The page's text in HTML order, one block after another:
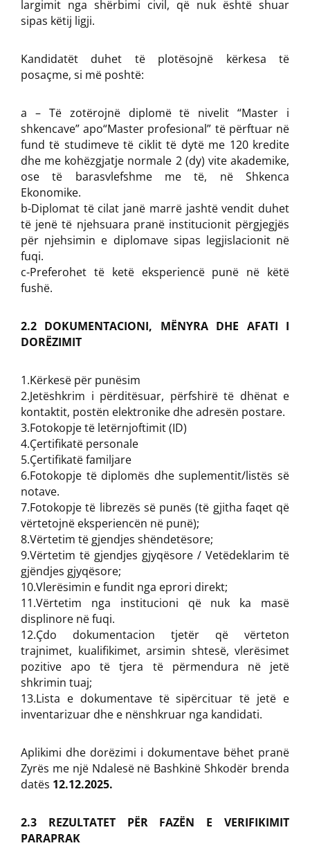
largimit nga shërbimi civil, që nuk është shuar
sipas këtij ligji.
Kandidatët duhet të plotësojnë kërkesa të
posaçme, si më poshtë:
a – Të zotërojnë diplomë të nivelit “Master i
shkencave” apo“Master profesional” të përftuar në
fund të studimeve të ciklit të dytë me 120 kredite
dhe me kohëzgjatje normale 2 (dy) vite akademike,
ose të barasvlefshme me të, në Shkenca
Ekonomike.
b-Diplomat të cilat janë marrë jashtë vendit duhet
të jenë të njehsuara pranë institucionit përgjegjës
për njehsimin e diplomave sipas legjislacionit në
fuqi.
c-Preferohet të ketë eksperiencë punë në këtë
fushë.
2.2 DOKUMENTACIONI, MËNYRA DHE AFATI I
DORËZIMIT
1.Kërkesë për punësim
2.Jetëshkrim i përditësuar, përfshirë të dhënat e
kontaktit, postën elektronike dhe adresën postare.
3.Fotokopje të letërnjoftimit (ID)
4.Çertifikatë personale
5.Çertifikatë familjare
6.Fotokopje të diplomës dhe suplementit/listës së
notave.
7.Fotokopje të librezës së punës (të gjitha faqet që
vërtetojnë eksperiencën në punë);
8.Vërtetim të gjendjes shëndetësore;
9.Vërtetim të gjendjes gjyqësore / Vetëdeklarim të
gjëndjes gjyqësore;
10.Vlerësimin e fundit nga eprori direkt;
11.Vërtetim nga institucioni që nuk ka masë
displinore në fuqi.
12.Çdo dokumentacion tjetër që vërteton
trajnimet, kualifikimet, arsimin shtesë, vlerësimet
pozitive apo të tjera të përmendura në jetë
shkrimin tuaj;
13.Lista e dokumentave të sipërcituar të jetë e
inventarizuar dhe e nënshkruar nga kandidati.
Aplikimi dhe dorëzimi i dokumentave bëhet pranë
Zyrës me një Ndalesë në Bashkinë Shkodër brenda
datës 12.12.2025.
2.3 REZULTATET PËR FAZËN E VERIFIKIMIT
PARAPRAK